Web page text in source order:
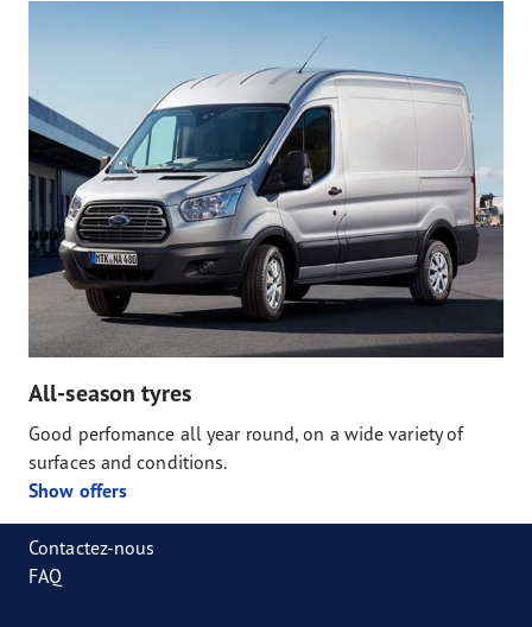
All-season tyres
Good perfomance all year round, on a wide variety of
surfaces and conditions.
Show offers
Contactez-nous
FAQ